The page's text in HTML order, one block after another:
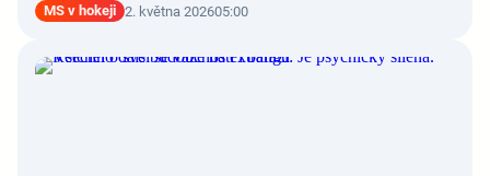
MS v hokeji 2. května 202605:00